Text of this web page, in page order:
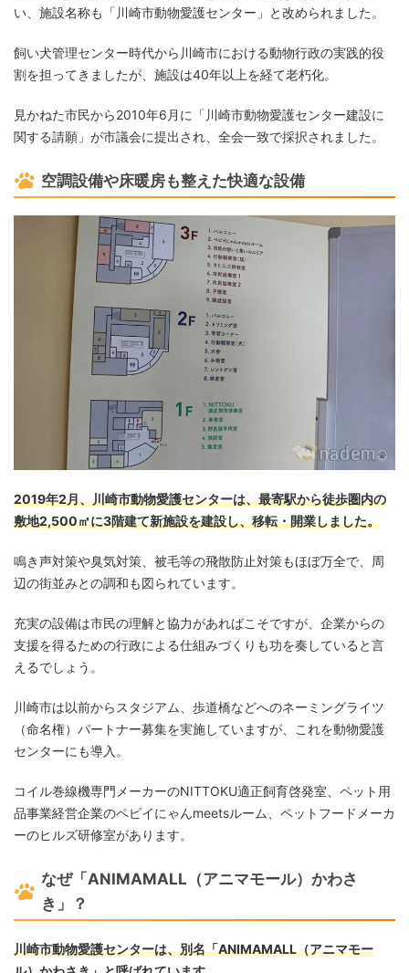
い、施設名称も「川崎市動物愛護センター」と改められました。
飼い犬管理センター時代から川崎市における動物行政の実践的役
割を担ってきましたが、施設は40年以上を経て老朽化。
見かねた市民から2010年6月に「川崎市動物愛護センター建設に
関する請願」が市議会に提出され、全会一致で採択されました。
空調設備や床暖房も整えた快適な設備
2019年2月、川崎市動物愛護センターは、最寄駅から徒歩圏内の
敷地2,500㎡に3階建て新施設を建設し、移転・開業しました。
鳴き声対策や臭気対策、被毛等の飛散防止対策もほぼ万全で、周
辺の街並みとの調和も図られています。
充実の設備は市民の理解と協力があればこそですが、企業からの
支援を得るための行政による仕組みづくりも功を奏していると言
えるでしょう。
川崎市は以前からスタジアム、歩道橋などへのネーミングライツ
（命名権）パートナー募集を実施していますが、これを動物愛護
センターにも導入。
コイル巻線機専門メーカーのNITTOKU適正飼育啓発室、ペット用
品事業経営企業のペピイにゃんmeetsルーム、ペットフードメーカ
ーのヒルズ研修室があります。
なぜ「ANIMAMALL（アニマモール）かわさ
き」？
川崎市動物愛護センターは、別名「ANIMAMALL（アニマモー